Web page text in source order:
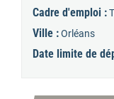
Cadre d'emploi :
Ville :Orléans
Date limite de